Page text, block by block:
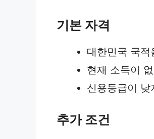
기본 자격
대한민국 국적
현재 소득이
신용등급이
추가 조건